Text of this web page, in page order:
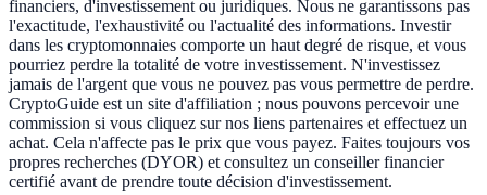
financiers, d'investissement ou juridiques. Nous ne garantissons pas
l'exactitude, l'exhaustivité ou l'actualité des informations. Investir
dans les cryptomonnaies comporte un haut degré de risque, et vous
pourriez perdre la totalité de votre investissement. N'investissez
jamais de l'argent que vous ne pouvez pas vous permettre de perdre.
CryptoGuide est un site d'affiliation ; nous pouvons percevoir une
commission si vous cliquez sur nos liens partenaires et effectuez un
achat. Cela n'affecte pas le prix que vous payez. Faites toujours vos
propres recherches (DYOR) et consultez un conseiller financier
certifié avant de prendre toute décision d'investissement.